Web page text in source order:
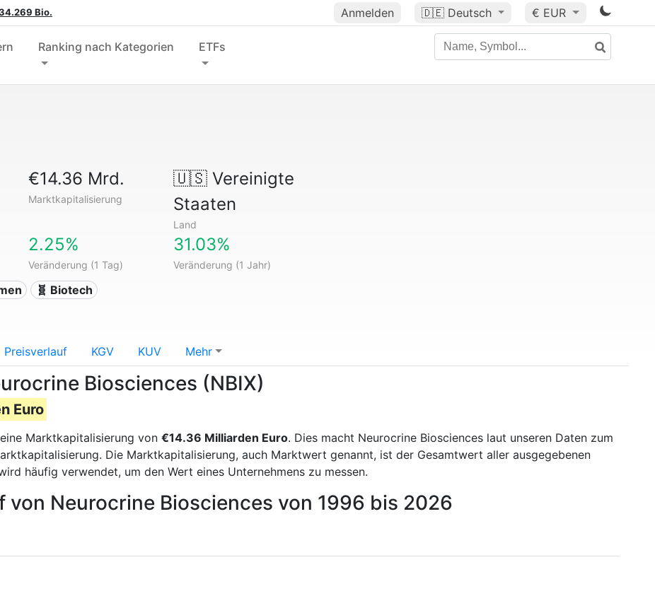
Bio. Anmelden 🇩🇪 Deutsch € EUR
Ranking nach Kategorien ETFs
€14.36 Mrd.
Marktkapitalisierung
🇺🇸Vereinigte
Staaten
Land
2.25%
Veränderung (1 Tag)
31.03%
Veränderung (1 Jahr)
🧬 Biotech
Preisverlauf KGV KUV Mehr
Biosciences (NBIX)
Euro
eine Marktkapitalisierung von €14.36 Milliarden Euro. Dies macht Neurocrine Biosciences laut unseren Daten zum
Die Marktkapitalisierung, auch Marktwert genannt, ist der Gesamtwert aller ausgegebenen
häufig verwendet, um den Wert eines Unternehmens zu messen.
Neurocrine Biosciences von 1996 bis 2026